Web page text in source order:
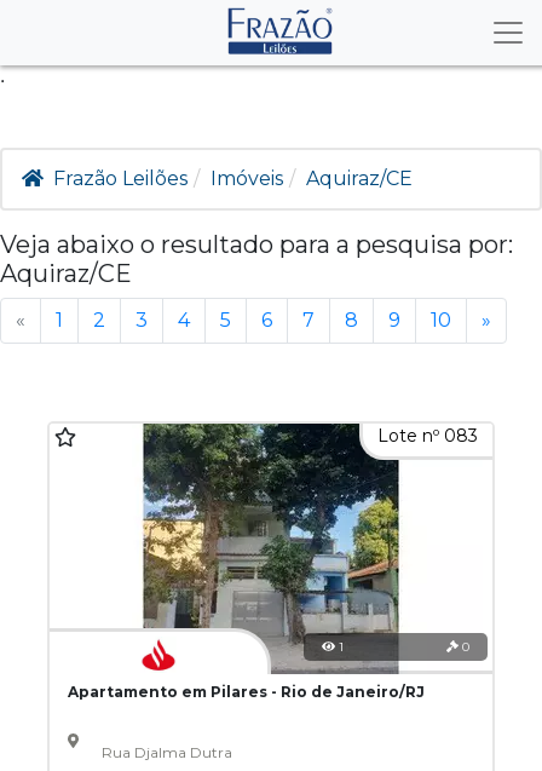
.
Frazão Leilões Imóveis Aquiraz/CE
Veja abaixo o resultado para a pesquisa por:
Aquiraz/CE
« 1 2 3 4 5 6 7 8 9 10 »
Lote nº 083
1 0
Apartamento em Pilares - Rio de Janeiro/RJ
Rua Djalma Dutra